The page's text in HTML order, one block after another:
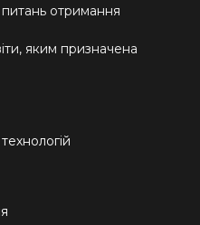
питань отримання
яким призначена